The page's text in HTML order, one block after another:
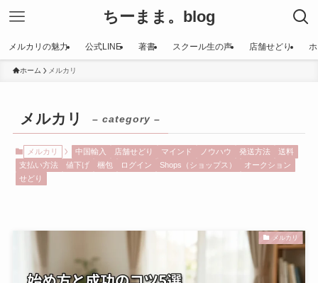
ちーまま。blog
メルカリの魅力 公式LINE 著書 スクール生の声 店舗せどり
ホーム メルカリ
メルカリ – category –
メルカリ 中国輸入 店舗せどり マインド ノウハウ 発送方法
送料
支払い方法
値下げ 梱包 ログイン Shops（ショップス）
オークション
せどり
メルカリ